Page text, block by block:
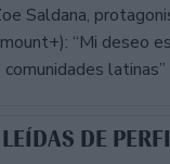
Saldana,
“Mi deseo
comunidades latinas”
DE